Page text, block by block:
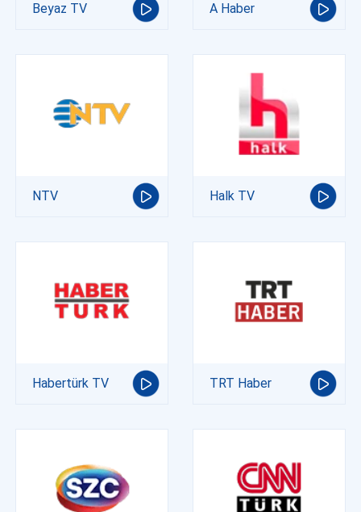
Beyaz TV A Haber
NTV Halk TV
Habertürk TV TRT Haber